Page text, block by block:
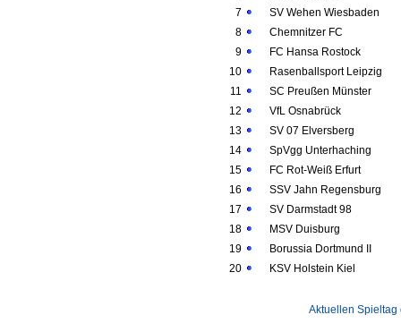
7
SV Wehen Wiesbaden
8
Chemnitzer FC
9
FC Hansa Rostock
10
Rasenballsport Leipzig
11
SC Preußen Münster
12
VfL Osnabrück
13
SV 07 Elversberg
14
SpVgg Unterhaching
15
FC Rot-Weiß Erfurt
16
SSV Jahn Regensburg
17
SV Darmstadt 98
18
MSV Duisburg
19
Borussia Dortmund II
20
KSV Holstein Kiel
Aktuellen Spieltag